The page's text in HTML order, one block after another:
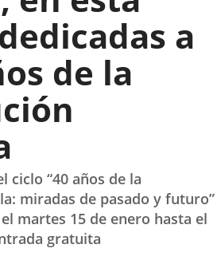
a
de la
ciclo “40 años de la
miradas de pasado y futuro”
martes 15 de enero hasta el
gratuita